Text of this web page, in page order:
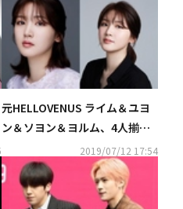
元HELLOVENUS ライム＆ユヨ
ン＆ソヨン＆ヨルム、4人揃っ
て改名を発表…女優として再始
動
2019/07/12 17:54